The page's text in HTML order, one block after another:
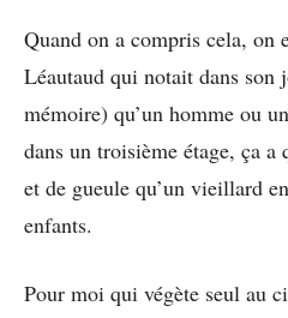
Quand on a compris cela, on
Léautaud qui notait dans son
mémoire) qu’un homme ou
dans un troisième étage, ça a
et de gueule qu’un vieillard
enfants.
Pour moi qui végète seul au